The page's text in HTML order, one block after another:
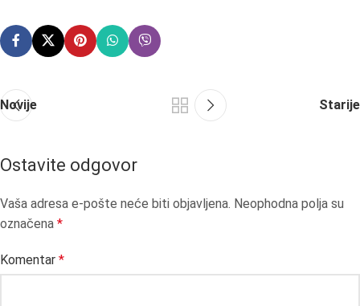
Novije Starije
Ostavite odgovor
Vaša adresa e-pošte neće biti objavljena. Neophodna polja su
označena *
Komentar *